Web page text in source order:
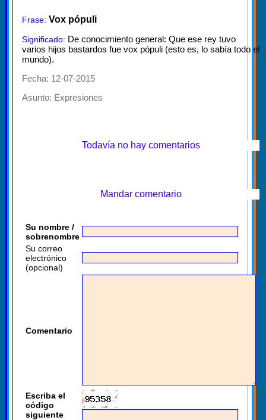
Frase: Vox pópuli
Significado: De conocimiento general: Que ese rey tuvo
varios hijos bastardos fue vox pópuli (esto es, lo sabía todo el
mundo).
Fecha: 12-07-2015
Asunto: Expresiones
Todavía no hay comentarios
Mandar comentario
Su nombre /
sobrenombre
Su correo
electrónico
(opcional)
Comentario
Escriba el
código
siguiente